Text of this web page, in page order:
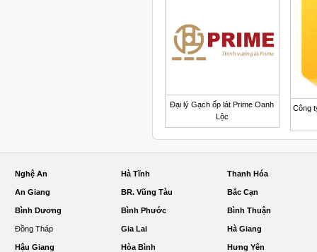
Đại lý Gạch ốp lát Prime Oanh
Lộc
Công
Nghệ An Hà Tĩnh Thanh Hóa
An Giang BR. Vũng Tàu Bắc Cạn
Bình Dương Bình Phước Bình Thuận
Đồng Tháp Gia Lai Hà Giang
Hậu Giang Hòa Bình Hưng Yên